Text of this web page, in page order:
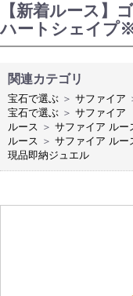
【新着ルース】
ハートシェイプ
関連カテゴリ
宝石で選ぶ ＞ サファイア
宝石で選ぶ ＞ サファイア
ルース ＞ サファイア ルー
ルース ＞ サファイア ルー
現品即納ジュエル